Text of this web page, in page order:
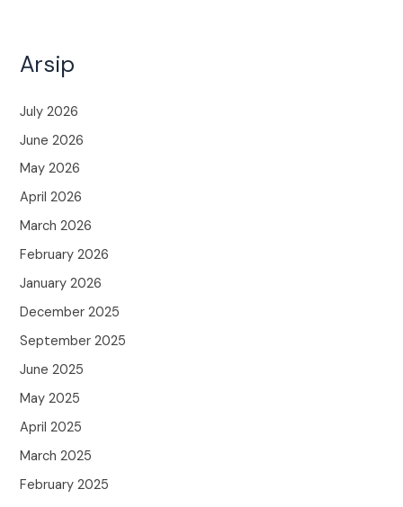
Arsip
July 2026
June 2026
May 2026
April 2026
March 2026
February 2026
January 2026
December 2025
September 2025
June 2025
May 2025
April 2025
March 2025
February 2025